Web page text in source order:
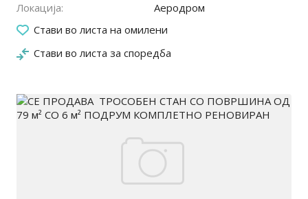
Локација
Аеродром
Стави во листа на омилени
Стави во листа за споредба
11.03.2026